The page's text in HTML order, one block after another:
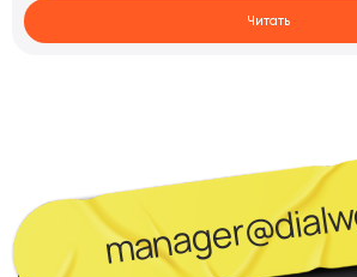
Читать